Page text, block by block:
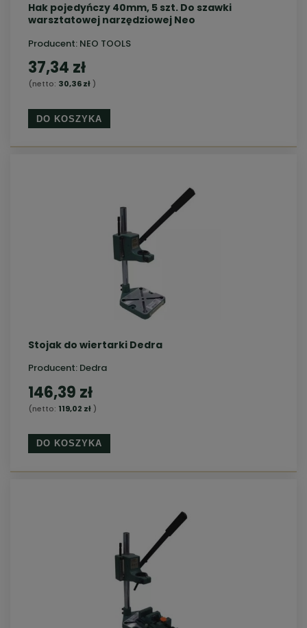
Hak pojedyńczy 40mm, 5 szt. Do szawki
warsztatowej narzędziowej Neo
Producent: NEO TOOLS
37,34 zł
(netto: 30,36 zł)
DO KOSZYKA
Stojak do wiertarki Dedra
Producent: Dedra
146,39 zł
(netto: 119,02 zł)
DO KOSZYKA